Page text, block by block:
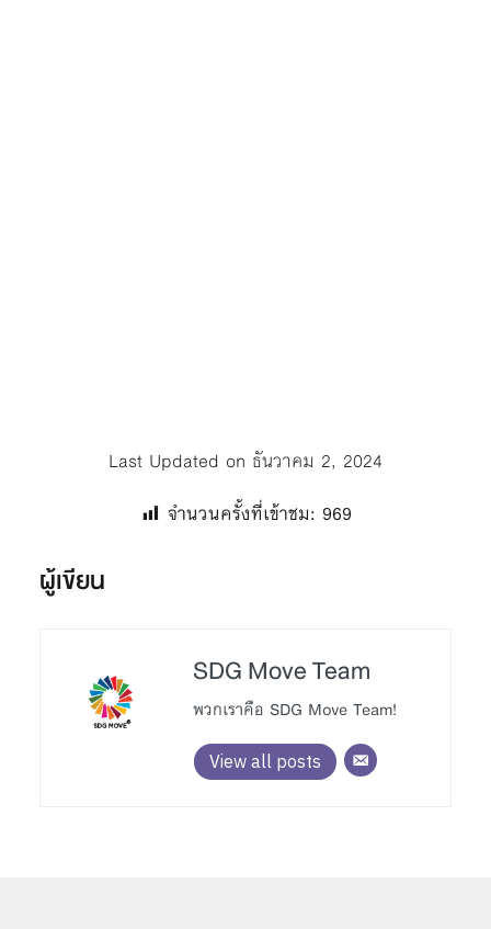
Last Updated on ธันวาคม 2, 2024
จำนวนครั้งที่เข้าชม: 969
ผู้เขียน
SDG Move Team
พวกเราคือ SDG Move Team!
View all posts